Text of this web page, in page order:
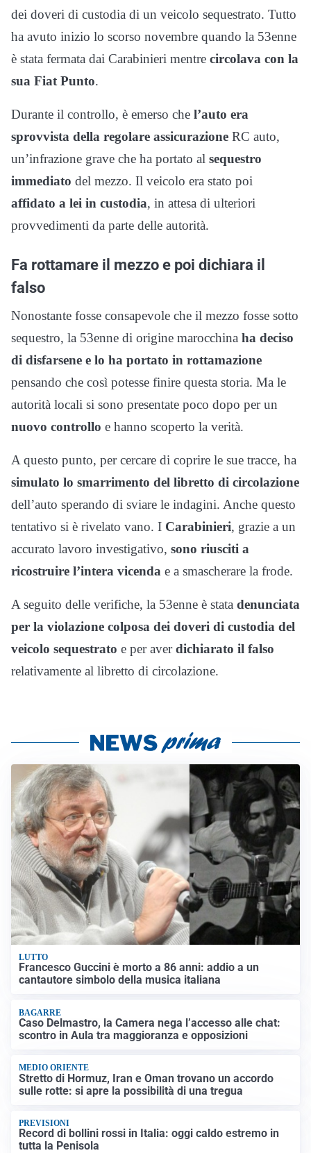
dei doveri di custodia di un veicolo sequestrato. Tutto
ha avuto inizio lo scorso novembre quando la 53enne
è stata fermata dai Carabinieri mentre circolava con la
sua Fiat Punto.
Durante il controllo, è emerso che l’auto era
sprovvista della regolare assicurazione RC auto,
un’infrazione grave che ha portato al sequestro
immediato del mezzo. Il veicolo era stato poi
affidato a lei in custodia, in attesa di ulteriori
provvedimenti da parte delle autorità.
Fa rottamare il mezzo e poi dichiara il
falso
Nonostante fosse consapevole che il mezzo fosse sotto
sequestro, la 53enne di origine marocchina ha deciso
di disfarsene e lo ha portato in rottamazione
pensando che così potesse finire questa storia. Ma le
autorità locali si sono presentate poco dopo per un
nuovo controllo e hanno scoperto la verità.
A questo punto, per cercare di coprire le sue tracce, ha
simulato lo smarrimento del libretto di circolazione
dell’auto sperando di sviare le indagini. Anche questo
tentativo si è rivelato vano. I Carabinieri, grazie a un
accurato lavoro investigativo, sono riusciti a
ricostruire l’intera vicenda e a smascherare la frode.
A seguito delle verifiche, la 53enne è stata denunciata
per la violazione colposa dei doveri di custodia del
veicolo sequestrato e per averdichiarato il falso
relativamente al libretto di circolazione.
LUTTO
Francesco Guccini è morto a 86 anni: addio a un
cantautore simbolo della musica italiana
BAGARRE
Caso Delmastro, la Camera nega l’accesso alle chat:
scontro in Aula tra maggioranza e opposizioni
MEDIO ORIENTE
Stretto di Hormuz, Iran e Oman trovano un accordo
sulle rotte: si apre la possibilità di una tregua
PREVISIONI
Record di bollini rossi in Italia: oggi caldo estremo in
tutta la Penisola